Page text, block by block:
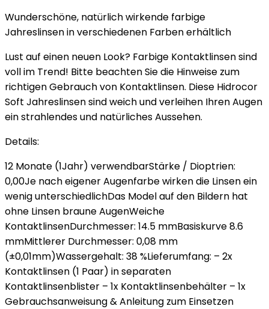
Wunderschöne, natürlich wirkende farbige
Jahreslinsen in verschiedenen Farben erhältlich
Lust auf einen neuen Look? Farbige Kontaktlinsen sind
voll im Trend! Bitte beachten Sie die Hinweise zum
richtigen Gebrauch von Kontaktlinsen. Diese Hidrocor
Soft Jahreslinsen sind weich und verleihen Ihren Augen
ein strahlendes und natürliches Aussehen.
Details:
12 Monate (1Jahr) verwendbarStärke / Dioptrien:
0,00Je nach eigener Augenfarbe wirken die Linsen ein
wenig unterschiedlichDas Model auf den Bildern hat
ohne Linsen braune AugenWeiche
KontaktlinsenDurchmesser: 14.5 mmBasiskurve 8.6
mmMittlerer Durchmesser: 0,08 mm
(±0,01mm)Wassergehalt: 38 %Lieferumfang: – 2x
Kontaktlinsen (1 Paar) in separaten
Kontaktlinsenblister – 1x Kontaktlinsenbehälter – 1x
Gebrauchsanweisung & Anleitung zum Einsetzen